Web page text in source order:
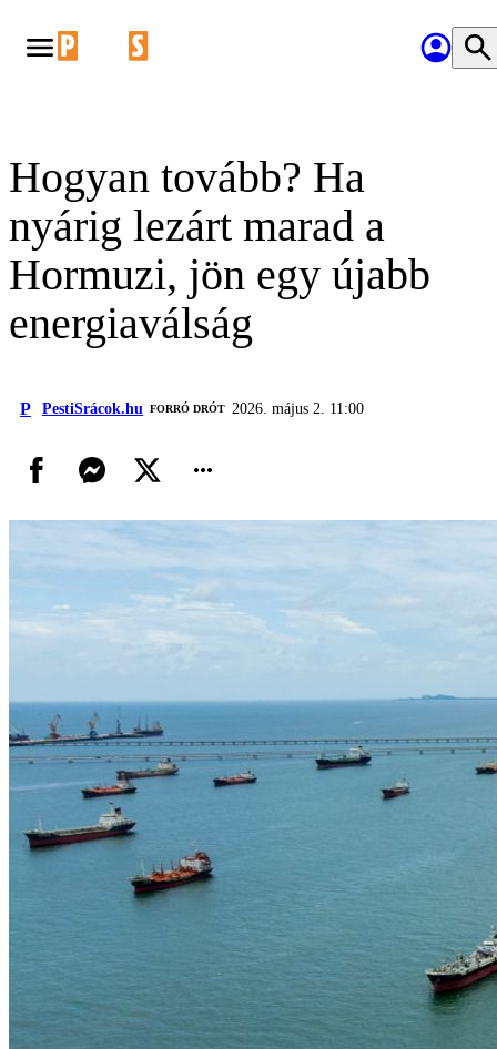
Hogyan tovább? Ha
nyárig lezárt marad a
Hormuzi, jön egy újabb
energiaválság
P PestiSrácok.hu FORRÓ DRÓT 2026. május 2. 11:00